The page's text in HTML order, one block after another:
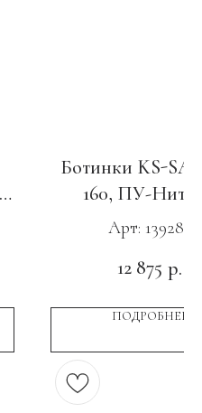
Ботинки KS-
160, ПУ-
зеленые
Арт: 139282
12 875 р.
ПОДРОБНЕЕ